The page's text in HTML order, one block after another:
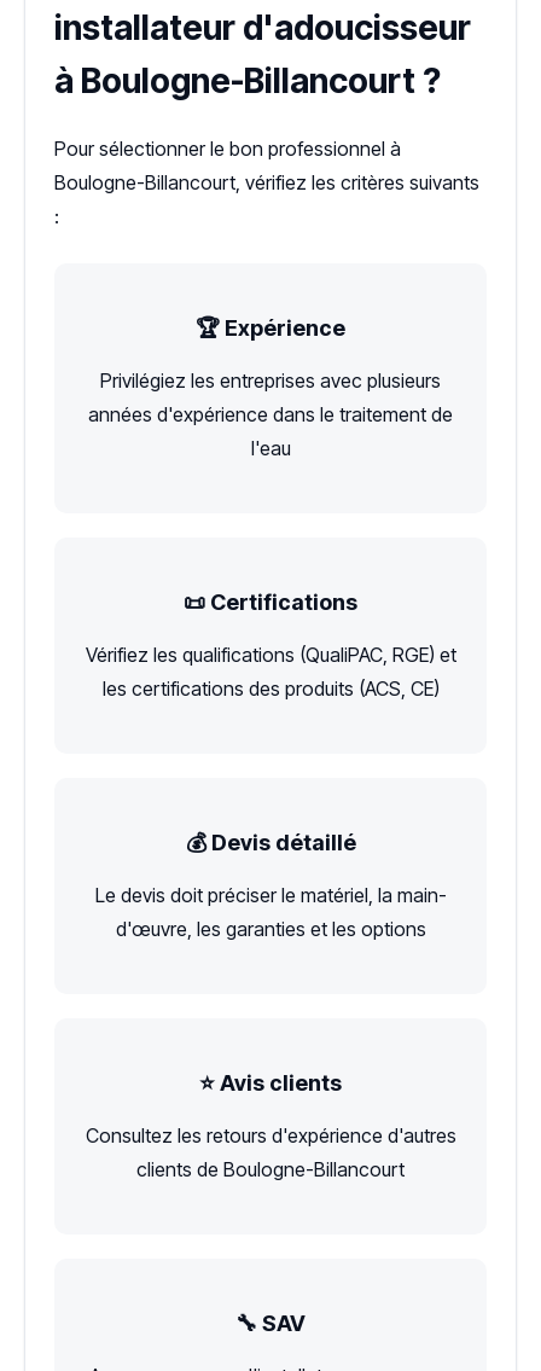
installateur d'adoucisseur
à Boulogne-Billancourt ?
Pour sélectionner le bon professionnel à
Boulogne-Billancourt, vérifiez les critères suivants
:
🏆 Expérience
Privilégiez les entreprises avec plusieurs
années d'expérience dans le traitement de
l'eau
📜 Certifications
Vérifiez les qualifications (QualiPAC, RGE) et
les certifications des produits (ACS, CE)
💰 Devis détaillé
Le devis doit préciser le matériel, la main-
d'œuvre, les garanties et les options
⭐ Avis clients
Consultez les retours d'expérience d'autres
clients de Boulogne-Billancourt
🔧 SAV